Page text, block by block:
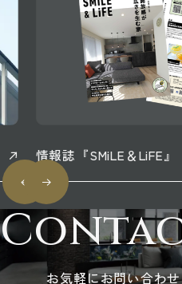
情報誌『SMiLE＆LiFE』
お気軽にお問い合わ